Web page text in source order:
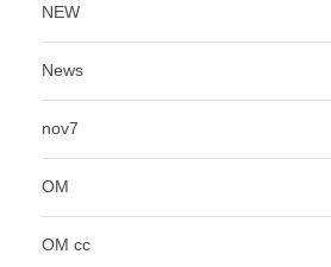
NEW
News
nov7
OM
OM cc